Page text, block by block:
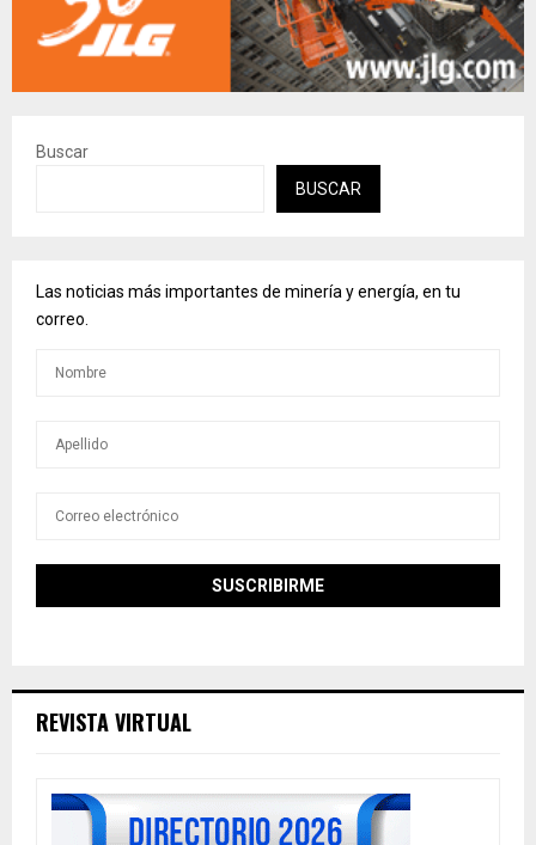
Buscar
BUSCAR
Las noticias más importantes de minería y energía, en tu
correo.
REVISTA VIRTUAL